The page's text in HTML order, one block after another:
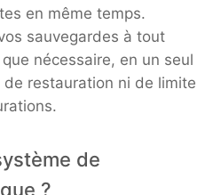
en même temps.
sauvegardes à tout
nécessaire, en un seul
de restauration ni de limite
de
?